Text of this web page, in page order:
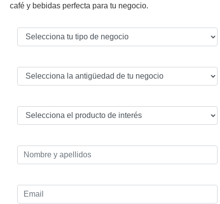
café y bebidas perfecta para tu negocio.